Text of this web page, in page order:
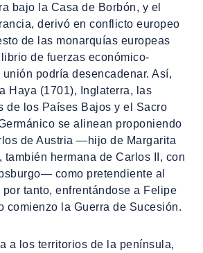
bajo la Casa de Borbón, y el
derivó en conflicto europeo
de las monarquías europeas
de fuerzas económico-
podría desencadenar. Así,
Haya (1701), Inglaterra, las
de los Países Bajos y el Sacro
se alinean proponiendo
de Austria ―hijo de Margarita
también hermana de Carlos II, con
como pretendiente al
tanto, enfrentándose a Felipe
comienzo la Guerra de Sucesión.
a los territorios de la península,